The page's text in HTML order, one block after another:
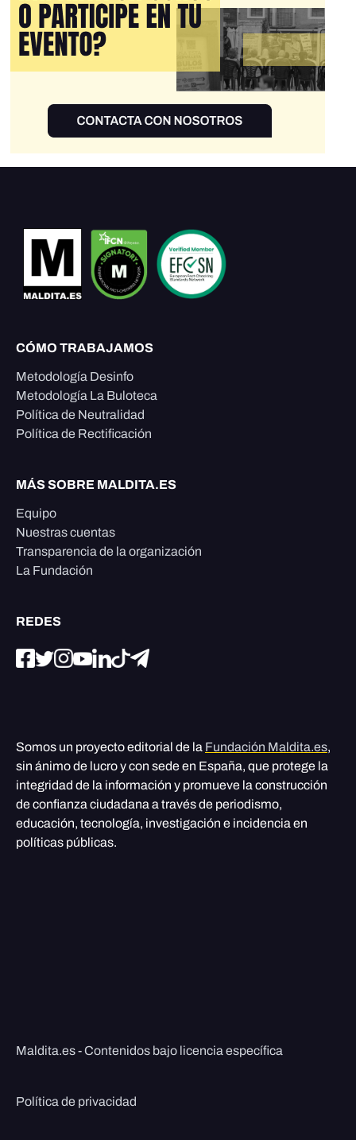
CÓMO TRABAJAMOS
Metodología Desinfo
Metodología La Buloteca
Política de Neutralidad
Política de Rectificación
MÁS SOBRE MALDITA.ES
Equipo
Nuestras cuentas
Transparencia de la organización
La Fundación
REDES
Somos un proyecto editorial de la Fundación Maldita.es,
sin ánimo de lucro y con sede en España, que protege la
integridad de la información y promueve la construcción
de confianza ciudadana a través de periodismo,
educación, tecnología, investigación e incidencia en
políticas públicas.
Maldita.es - Contenidos bajo licencia específica
Política de privacidad